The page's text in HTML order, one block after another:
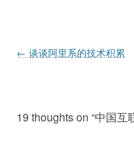
Post navigation
← 谈谈阿里系的技术积累
19 thoughts on “中国互